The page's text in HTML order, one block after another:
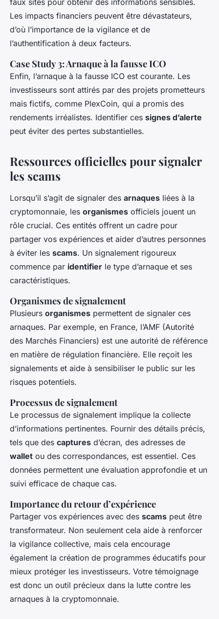
faux sites pour obtenir des informations sensibles.
Les impacts financiers peuvent être dévastateurs,
d’où l’importance de la vigilance et de
l’authentification à deux facteurs.
Case Study 3: Arnaque à la fausse ICO
Enfin, l’arnaque à la fausse ICO est courante. Les
investisseurs sont attirés par des projets prometteurs
mais fictifs, comme PlexCoin, qui a promis des
rendements irréalistes. Identifier ces signes d’alerte
peut éviter des pertes substantielles.
Ressources officielles pour signaler
les scams
Lorsqu’il s’agit de signaler des arnaques liées à la
cryptomonnaie, les organismes officiels jouent un
rôle crucial. Ces entités offrent un cadre pour
partager vos expériences et aider d’autres personnes
à éviter les scams. Un signalement rigoureux
commence par identifier le type d’arnaque et ses
caractéristiques.
Organismes de signalement
Plusieurs organismes permettent de signaler ces
arnaques. Par exemple, en France, l’AMF (Autorité
des Marchés Financiers) est une autorité de référence
en matière de régulation financière. Elle reçoit les
signalements et aide à sensibiliser le public sur les
risques potentiels.
Processus de signalement
Le processus de signalement implique la collecte
d’informations pertinentes. Fournir des détails précis,
tels que des captures d’écran, des adresses de
wallet ou des correspondances, est essentiel. Ces
données permettent une évaluation approfondie et un
suivi efficace de chaque cas.
Importance du retour d’expérience
Partager vos expériences avec des scams peut être
transformateur. Non seulement cela aide à renforcer
la vigilance collective, mais cela encourage
également la création de programmes éducatifs pour
mieux protéger les investisseurs. Votre témoignage
est donc un outil précieux dans la lutte contre les
arnaques à la cryptomonnaie.